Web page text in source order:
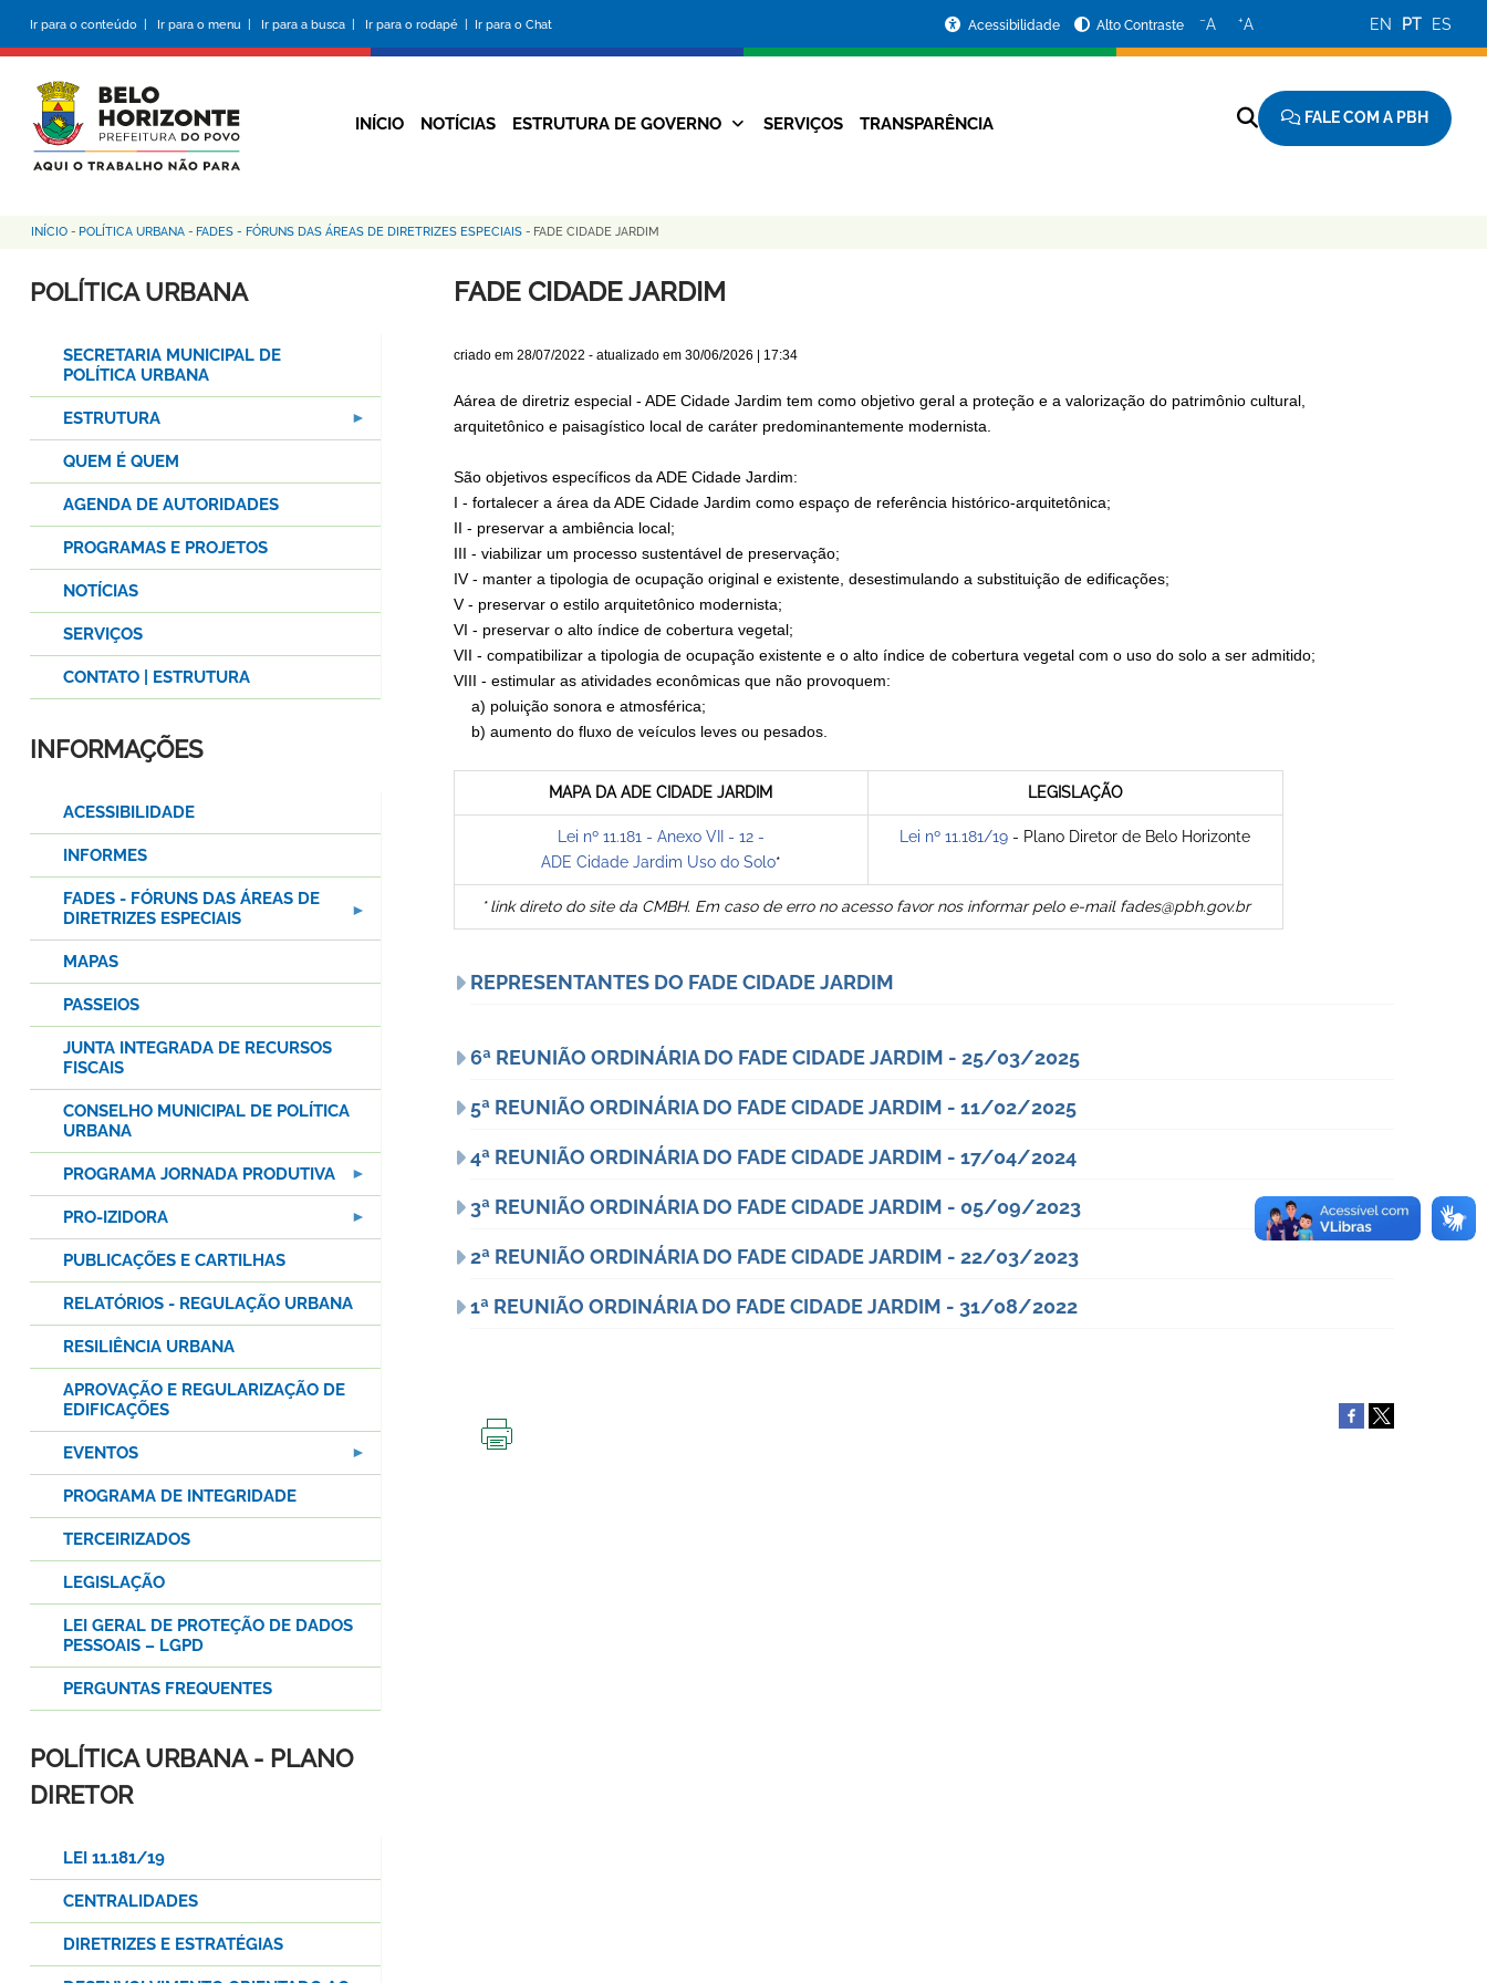
conteúdo
principal
Ir para o conteúdo | Ir para o menu | Ir para a busca | Ir para o rodapé | Ir para o Chat
da
Prefeitura
Acessibilidade Alto Contraste −A +A EN PT ES
Navegação
INÍCIO NOTÍCIAS ESTRUTURA DE GOVERNO SERVIÇOS TRANSPARÊNCIA FALE COM A PBH
Trilha
de
INÍCIO - POLÍTICA URBANA - FADES - FÓRUNS DAS ÁREAS DE DIRETRIZES ESPECIAIS - FADE CIDADE JARDIM
FADE CIDADE JARDIM
criado em 28/07/2022 - atualizado em 30/06/2026 | 17:34
Aárea de diretriz especial - ADE Cidade Jardim tem como objetivo geral a proteção e a valorização do patrimônio cultural,
arquitetônico e paisagístico local de caráter predominantemente modernista.
São objetivos específicos da ADE Cidade Jardim:
I - fortalecer a área da ADE Cidade Jardim como espaço de referência histórico-arquitetônica;
II - preservar a ambiência local;
III - viabilizar um processo sustentável de preservação;
IV - manter a tipologia de ocupação original e existente, desestimulando a substituição de edificações;
V - preservar o estilo arquitetônico modernista;
VI - preservar o alto índice de cobertura vegetal;
VII - compatibilizar a tipologia de ocupação existente e o alto índice de cobertura vegetal com o uso do solo a ser admitido;
VIII - estimular as atividades econômicas que não provoquem:
a) poluição sonora e atmosférica;
b) aumento do fluxo de veículos leves ou pesados.
MAPA DA ADE CIDADE JARDIM LEGISLAÇÃO
Lei nº 11.181 - Anexo VII - 12 -
ADE Cidade Jardim Uso do Solo*
Lei nº 11.181/19 - Plano Diretor de Belo Horizonte
* link direto do site da CMBH. Em caso de erro no acesso favor nos informar pelo e-mail fades@pbh.gov.br
REPRESENTANTES DO FADE CIDADE JARDIM
6ª REUNIÃO ORDINÁRIA DO FADE CIDADE JARDIM - 25/03/2025
5ª REUNIÃO ORDINÁRIA DO FADE CIDADE JARDIM - 11/02/2025
4ª REUNIÃO ORDINÁRIA DO FADE CIDADE JARDIM - 17/04/2024
3ª REUNIÃO ORDINÁRIA DO FADE CIDADE JARDIM - 05/09/2023
2ª REUNIÃO ORDINÁRIA DO FADE CIDADE JARDIM - 22/03/2023
1ª REUNIÃO ORDINÁRIA DO FADE CIDADE JARDIM - 31/08/2022
POLÍTICA URBANA
SECRETARIA MUNICIPAL DE
POLÍTICA URBANA
ESTRUTURA
QUEM É QUEM
AGENDA DE AUTORIDADES
PROGRAMAS E PROJETOS
NOTÍCIAS
SERVIÇOS
CONTATO | ESTRUTURA
INFORMAÇÕES
ACESSIBILIDADE
INFORMES
FADES - FÓRUNS DAS ÁREAS DE
DIRETRIZES ESPECIAIS
MAPAS
PASSEIOS
JUNTA INTEGRADA DE RECURSOS
FISCAIS
CONSELHO MUNICIPAL DE POLÍTICA
URBANA
PROGRAMA JORNADA PRODUTIVA
PRO-IZIDORA
PUBLICAÇÕES E CARTILHAS
RELATÓRIOS - REGULAÇÃO URBANA
RESILIÊNCIA URBANA
APROVAÇÃO E REGULARIZAÇÃO DE
EDIFICAÇÕES
EVENTOS
PROGRAMA DE INTEGRIDADE
TERCEIRIZADOS
LEGISLAÇÃO
LEI GERAL DE PROTEÇÃO DE DADOS
PESSOAIS – LGPD
PERGUNTAS FREQUENTES
POLÍTICA URBANA - PLANO
DIRETOR
LEI 11.181/19
CENTRALIDADES
DIRETRIZES E ESTRATÉGIAS